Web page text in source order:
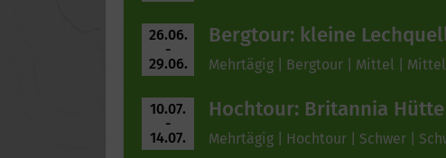
26.06.
-
29.06.
Bergtour: kleine
Mehrtägig | Bergtour | Mittel | Mittel
10.07.
-
14.07.
Hochtour: Britannia
Mehrtägig | Hochtour | Schwer |